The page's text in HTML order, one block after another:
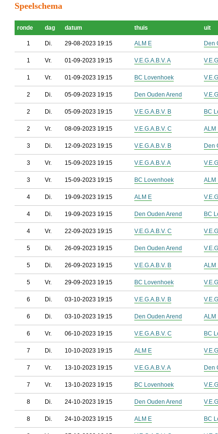
Speelschema
ronde dag datum thuis uit
1 Di. 29-08-2023 19:15 ALM E Den
1 Vr. 01-09-2023 19:15 V.E.G.A.B.V. A
1 Vr. 01-09-2023 19:15 BC Lovenhoek
2 Di. 05-09-2023 19:15 Den Ouden Arend
2 Di. 05-09-2023 19:15 V.E.G.A.B.V. B BC
2 Vr. 08-09-2023 19:15 V.E.G.A.B.V. C ALM
3 Di. 12-09-2023 19:15 V.E.G.A.B.V. B Den
3 Vr. 15-09-2023 19:15 V.E.G.A.B.V. A
3 Vr. 15-09-2023 19:15 BC Lovenhoek ALM
4 Di. 19-09-2023 19:15 ALM E
4 Di. 19-09-2023 19:15 Den Ouden Arend BC
4 Vr. 22-09-2023 19:15 V.E.G.A.B.V. C
5 Di. 26-09-2023 19:15 Den Ouden Arend
5 Di. 26-09-2023 19:15 V.E.G.A.B.V. B ALM
5 Vr. 29-09-2023 19:15 BC Lovenhoek
6 Di. 03-10-2023 19:15 V.E.G.A.B.V. B
6 Di. 03-10-2023 19:15 Den Ouden Arend ALM
6 Vr. 06-10-2023 19:15 V.E.G.A.B.V. C BC
7 Di. 10-10-2023 19:15 ALM E
7 Vr. 13-10-2023 19:15 V.E.G.A.B.V. A Den
7 Vr. 13-10-2023 19:15 BC Lovenhoek
8 Di. 24-10-2023 19:15 Den Ouden Arend
8 Di. 24-10-2023 19:15 ALM E BC